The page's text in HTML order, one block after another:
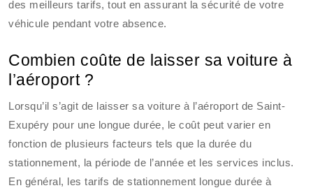
des meilleurs tarifs, tout en assurant la sécurité de votre
véhicule pendant votre absence.
Combien coûte de laisser sa voiture à
l’aéroport ?
Lorsqu’il s’agit de laisser sa voiture à l’aéroport de Saint-
Exupéry pour une longue durée, le coût peut varier en
fonction de plusieurs facteurs tels que la durée du
stationnement, la période de l’année et les services inclus.
En général, les tarifs de stationnement longue durée à